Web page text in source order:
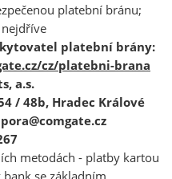
platební bránu;
platební brány:
cz/platebni-brana
a.s.
/ 48b, Hradec Králové
metodách - platby kartou